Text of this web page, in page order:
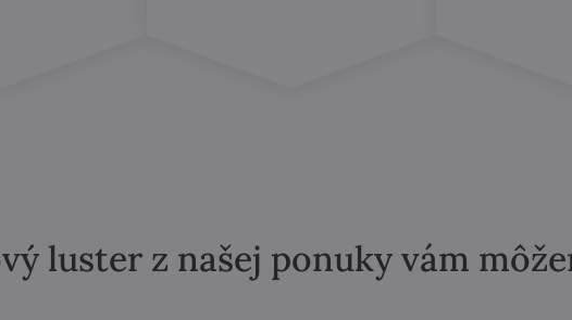
luster z našej ponuky vám